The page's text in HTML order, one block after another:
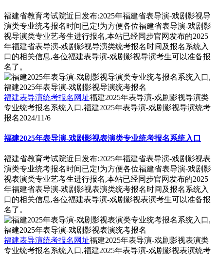
福建省教育考试院近日发布:2025年福建省表导演-戏剧影视导
演类专业统考报名时间已定!为方便各位福建省表导演-戏剧影
视导演类专业艺考生进行报名,本站已经同步官网发布的2025
年福建省表导演-戏剧影视导演类统考报名时间及报名系统入
口的相关信息,各位福建表导演-戏剧影视导演考生可以准备报
名了。
福建表导演统考报名网址福建2025年表导演-戏剧影视导演类
专业统考报名系统入口,福建2025年表导演-戏剧影视导演统考
报名2024/11/6
福建2025年表导演-戏剧影视表演类专业统考报名系统入口
福建省教育考试院近日发布:2025年福建省表导演-戏剧影视表
演类专业统考报名时间已定!为方便各位福建省表导演-戏剧影
视表演类专业艺考生进行报名,本站已经同步官网发布的2025
年福建省表导演-戏剧影视表演类统考报名时间及报名系统入
口的相关信息,各位福建表导演-戏剧影视表演考生可以准备报
名了。
福建表导演统考报名网址福建2025年表导演-戏剧影视表演类
专业统考报名系统入口,福建2025年表导演-戏剧影视表演统考